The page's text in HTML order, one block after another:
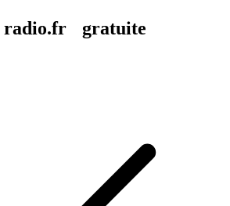
radio.fr gratuite